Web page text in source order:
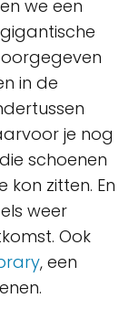
we een
in de
je nog
schoenen
zitten. En
weer
Ook
, een